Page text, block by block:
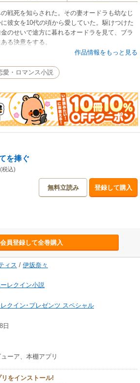
戦死を知らされた。その妻オードラも幼なじ
彼女を10代の頃から愛していた。駆けつけた
のせいで途方に暮れるオードラを見て、ブラ
る決意をする。
作品情報をもっと見る
愛・ロマンス小説
を捧ぐ
税込)
無料立読み 登録して購入
会員登録して全巻購入
ィス / 伊坂奈々
レクイン小説
クイン･プレゼンツ スペシャル
日
ーア、本棚アプリ
をインストール!